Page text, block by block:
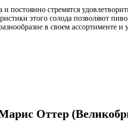
стремятся
этого солода позволяют
в своем ассортименте
Оттер